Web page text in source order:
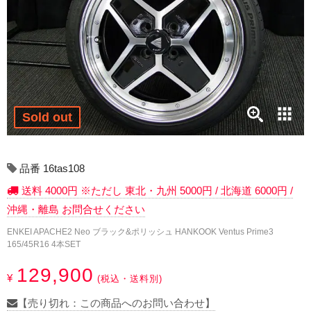
18インチ：冬タイヤホイール
19インチ：冬タイヤホイール
20インチ：冬タイヤホイール
夏タイヤホイール
12インチ：夏タイヤホイール
13インチ：夏タイヤホイール
14インチ：夏タイヤホイール
15インチ：夏タイヤホイール
16インチ：夏タイヤホイール
Sold out
品番 16tas108
送料 4000円 ※ただし 東北・九州 5000円 / 北海道 6000円 /
沖縄・離島 お問合せください
ENKEI APACHE2 Neo ブラック&ポリッシュ HANKOOK Ventus Prime3
165/45R16 4本SET
¥ 129,900 (税込・送料別)
【売り切れ：この商品へのお問い合わせ】